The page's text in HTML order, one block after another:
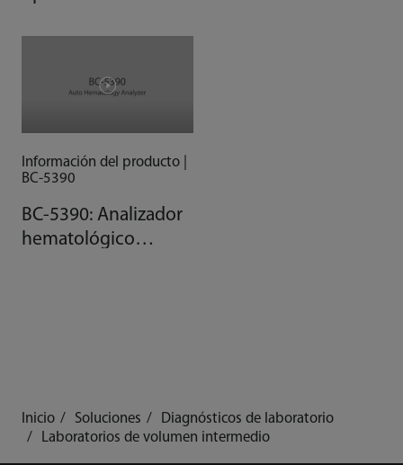
Información del producto |
BC-5390
BC-5390: Analizador
hematológico
Inicio Soluciones
Diagnósticos de laboratorio
Laboratorios de volumen intermedio